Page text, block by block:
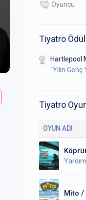
Oyuncu
Tiyatro
Hartlepool
"Yılın
Tiyatro
OYUN ADI
Mito /